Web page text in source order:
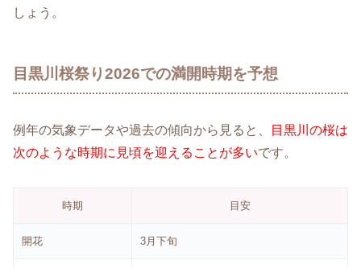
しょう。
目黒川桜祭り2026での満開時期を予想
例年の気象データや過去の傾向から見ると、
目黒川の桜は
次のような時期に見頃を迎えることが多いです。
時期 目安
開花 3月下旬